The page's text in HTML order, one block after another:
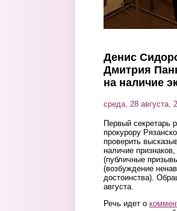
Денис
Дмитрия
на наличие
среда, 28 августа,
Первый секретарь
прокурору
проверить
наличие
(публичные
(возбуждение
достоинства).
августа.
Речь идет о